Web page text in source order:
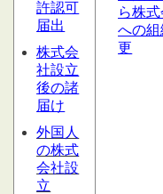
許認可
届出
株式会
社設立
後の諸
届け
外国人
の株式
会社設
立
ら株
への
更